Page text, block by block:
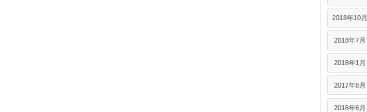
2018年10月
2018年7月
2018年1月
2017年8月
2016年6月